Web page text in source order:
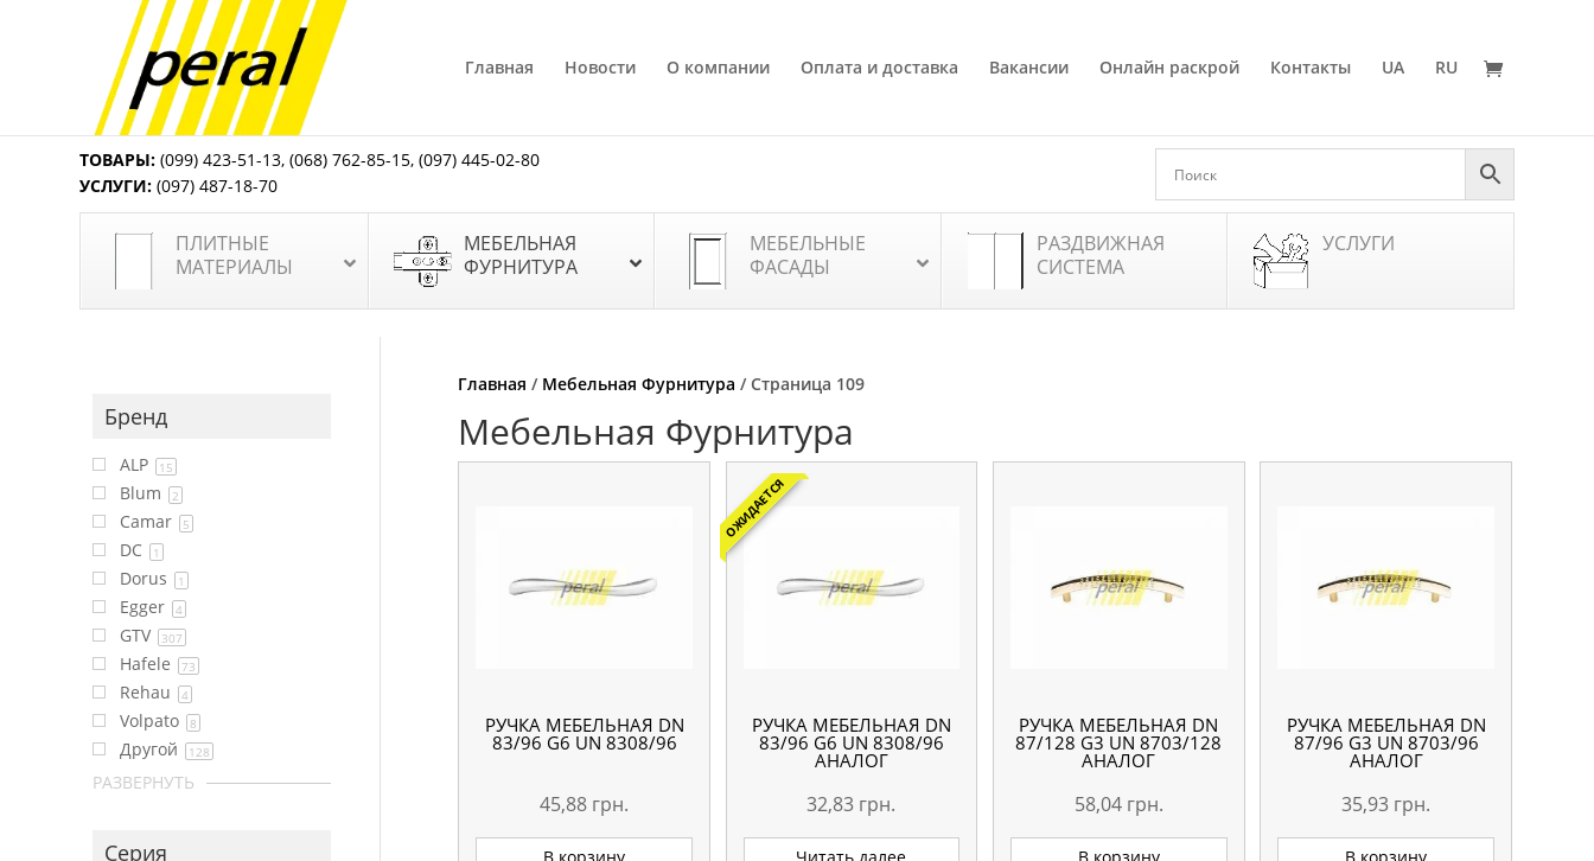
Главная Новости О компании Оплата и доставка Вакансии Онлайн раскрой Контакты UA RU
ТОВАРЫ: (099) 423-51-13,(068) 762-85-15,(097) 445-02-80
УСЛУГИ: (097) 487-18-70
ПЛИТНЫЕ
МАТЕРИАЛЫ
МЕБЕЛЬНАЯ
ФУРНИТУРА
МЕБЕЛЬНЫЕ
ФАСАДЫ
РАЗДВИЖНАЯ
СИСТЕМА
УСЛУГИ
Главная / Мебельная Фурнитура / Страница 109
Мебельная Фурнитура
РУЧКА МЕБЕЛЬНАЯ DN
83/96 G6 UN 8308/96
45,88 грн.
ОЖИДАЕТСЯ
РУЧКА МЕБЕЛЬНАЯ DN
83/96 G6 UN 8308/96
АНАЛОГ
32,83 грн.
РУЧКА МЕБЕЛЬНАЯ DN
87/128 G3 UN 8703/128
АНАЛОГ
58,04 грн.
РУЧКА МЕБЕЛЬНАЯ DN
87/96 G3 UN 8703/96
АНАЛОГ
35,93 грн.
Бренд
ALP 15
Blum 2
Camar 5
DC 1
Dorus 1
Egger 4
GTV 307
Hafele 73
Rehau 4
Volpato 8
Другой 128
РАЗВЕРНУТЬ
Серия